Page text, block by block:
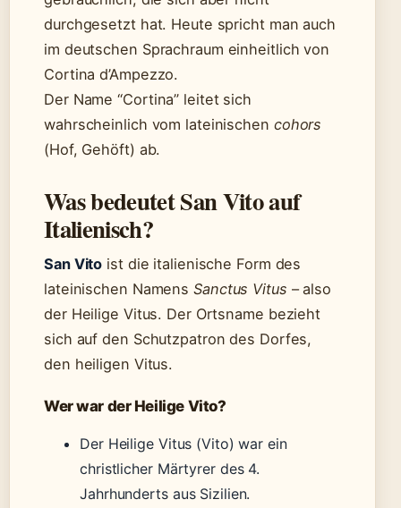
durchgesetzt hat. Heute spricht man auch
im deutschen Sprachraum einheitlich von
Cortina d’Ampezzo.
Der Name “Cortina” leitet sich
wahrscheinlich vom lateinischen cohors
(Hof, Gehöft) ab.
Was bedeutet San Vito auf
Italienisch?
San Vito ist die italienische Form des
lateinischen Namens Sanctus Vitus – also
der Heilige Vitus. Der Ortsname bezieht
sich auf den Schutzpatron des Dorfes,
den heiligen Vitus.
Wer war der Heilige Vito?
Der Heilige Vitus (Vito) war ein
christlicher Märtyrer des 4.
Jahrhunderts aus Sizilien.